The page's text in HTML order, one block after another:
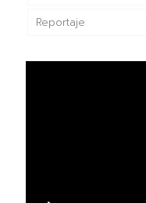
Reportaje